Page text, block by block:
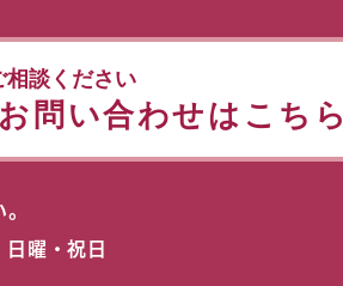
相談ください
問い合わせはこちら
曜・祝日